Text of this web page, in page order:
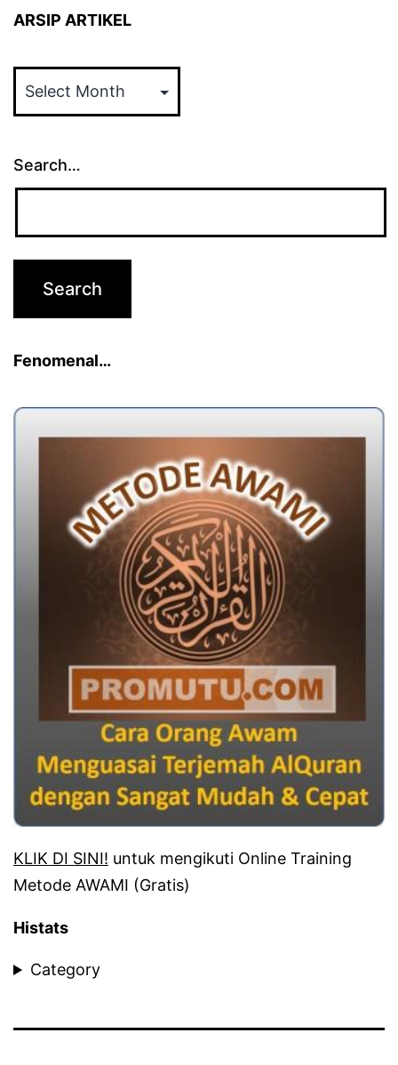
ARSIP ARTIKEL
ARTIKEL
Search…
Fenomenal…
KLIK DI SINI! untuk mengikuti Online Training
Metode AWAMI (Gratis)
Histats
Category